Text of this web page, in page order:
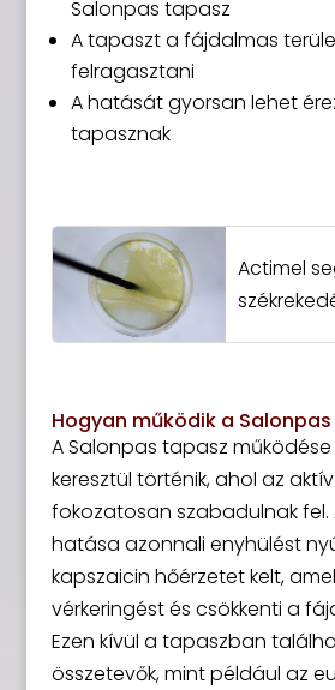
Salonpas tapasz
A tapaszt a fájdalmas
felragasztani
A hatását gyorsan lehet
tapasznak
Actimel
Hogyan működik a
A Salonpas tapasz
keresztül történik, ahol az
fokozatosan szabadulnak fel.
hatása azonnali enyhülést
kapszaicin hőérzetet kelt,
vérkeringést és csökkenti a
Ezen kívül a tapaszban
összetevők, mint például az